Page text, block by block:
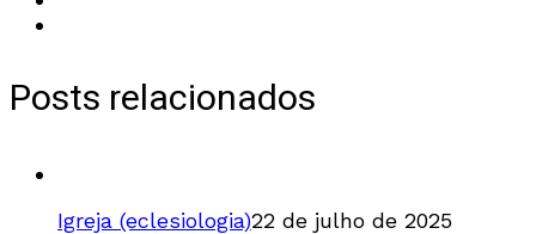
Posts relacionados
Igreja (eclesiologia)22 de julho de 2025